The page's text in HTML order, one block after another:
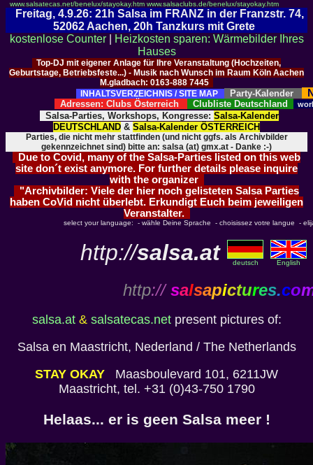
www.salsatecas.net/benelux/stayokay.htm www.salsaclubs.de/benelux/stayokay.htm
Freitag, 4.9.26: 21h Salsa im FRANZ in der Franzstr. 74,
52062 Aachen, 20h Tanzkurs mit Grete
kostenlose Counter|
Heizkosten sparen: Wärmebilder Ihres
Hauses
Top-DJ mit eigener Anlage für Ihre Veranstaltung (Hochzeiten,
Geburtstage, Betriebsfeste...) - Musik nach Wunsch im Raum Köln Aachen
M.gladbach: 0163-888 7445
INHALTSVERZEICHNIS / SITE MAP
Party-Kalender
Adressen: Clubs Österreich Clubliste Deutschland
Salsa-Parties, Workshops, Kongresse: Salsa-Kalender
DEUTSCHLAND & Salsa-Kalender ÖSTERREICH
Parties, die nicht mehr stattfinden (und nicht ggfs. als Archivbilder
gekennzeichnet sind) bitte an: salsa (at) gmx.at - Danke :-)
Due to Covid, many of the Salsa-Parties listed on this web
site don´t exist anymore. For further details please inquire
with the organizer
"Archivbilder: Viele der hier noch gelisteten Salsa Parties
haben CoVid nicht überlebt. Erkundigt Euch beim jeweiligen
Veranstalter.
select your language: - wähle Deine Sprache - choisissez votre langue -
http://salsa.at deutsch English
http:// salsapictures.co
salsa.at& salsatecas.netpresent pictures of:
Salsa en Maastricht, Nederland / The Netherlands
STAY OKAY Maasboulevard 101, 6211JW
Maastricht, tel. +31 (0)43-750 1790
Helaas... er is geen Salsa meer !